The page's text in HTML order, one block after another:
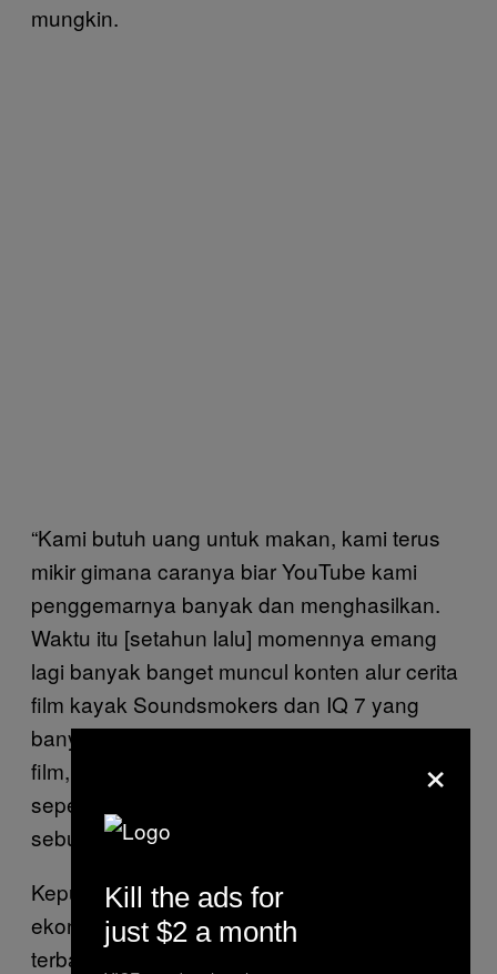
mungkin.
“Kami butuh uang untuk makan, kami terus
mikir gimana caranya biar YouTube kami
penggemarnya banyak dan menghasilkan.
Waktu itu [setahun lalu] momennya emang
lagi banyak banget muncul konten alur cerita
film kayak Soundsmokers dan IQ 7 yang
banyak ditonton,” ujar Dewa. Pengunduhan
film, penyuntingan, dan perekaman suara
sepenuhnya dilakukan Dewa menggunakan
sebuahsmartphone
Keputusan ini, setidaknya dilihat dari prinsip
ekonomi, sukses besar. Kanal milik Dewa
terbang tinggi sekali. Belum setahun berjalan,
×
Kill the ads for
just $2 a month